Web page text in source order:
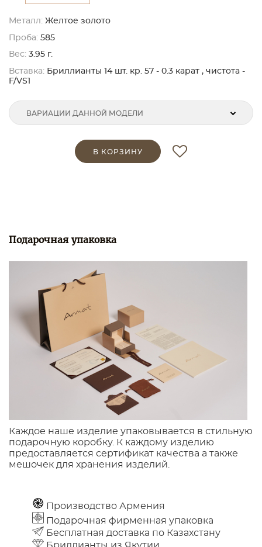
Металл: Желтое золото
Проба: 585
Вес: 3.95 г.
Вставка: Бриллианты 14 шт. кр. 57 - 0.3 карат , чистота -
F/VS1
ВАРИАЦИИ ДАННОЙ МОДЕЛИ
В КОРЗИНУ
Подарочная упаковка
Каждое наше изделие упаковывается в стильную
подарочную коробку. К каждому изделию
предоставляется сертификат качества а также
мешочек для хранения изделий.
Производство Армения
Подарочная фирменная упаковка
Бесплатная доставка по Казахстану
Бриллианты из Якутии